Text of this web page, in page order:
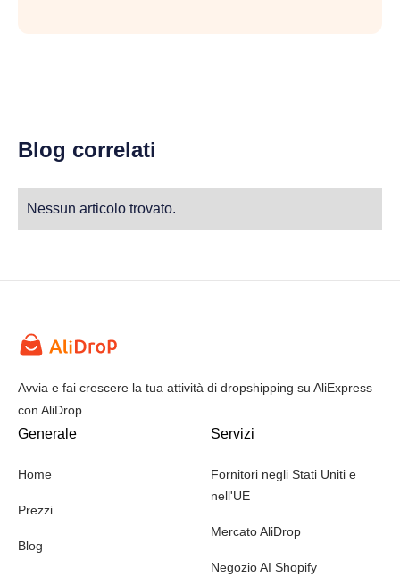
Blog correlati
Nessun articolo trovato.
Avvia e fai crescere la tua attività di dropshipping su AliExpress
con AliDrop
Generale
Home
Prezzi
Blog
Servizi
Fornitori negli Stati Uniti e
nell'UE
Mercato AliDrop
Negozio AI Shopify